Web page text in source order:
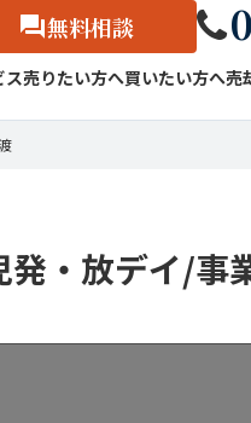
無料相談
ス売りたい方へ買いたい方へ売
発・放デイ/事